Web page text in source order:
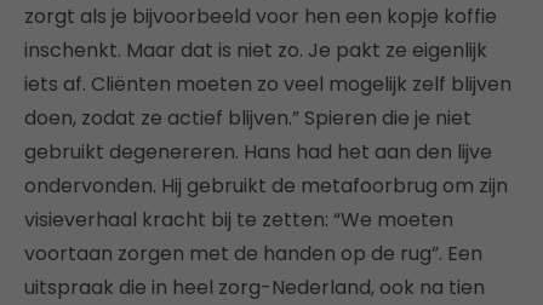
zorgt als je bijvoorbeeld voor hen een kopje koffie
inschenkt. Maar dat is niet zo. Je pakt ze eigenlijk
iets af. Cliënten moeten zo veel mogelijk zelf blijven
doen, zodat ze actief blijven.” Spieren die je niet
gebruikt degenereren. Hans had het aan den lijve
ondervonden. Hij gebruikt de metafoorbrug om zijn
visieverhaal kracht bij te zetten: “We moeten
voortaan zorgen met de handen op de rug”. Een
uitspraak die in heel zorg-Nederland, ook na tien